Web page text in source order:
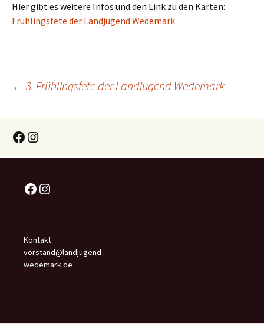
Hier gibt es weitere Infos und den Link zu den Karten:
Frühlingsfete der Landjugend Wedemark
Beitragsnavigation
← 3. Frühlingsfete der Landjugend Wedemark
Facebook
Instagram
Facebook
Instagram
Kontakt:
vorstand@landjugend-
wedemark.de